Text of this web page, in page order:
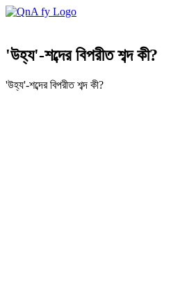
'উহ্য'-শব্দের বিপরীত শব্দ কী?
'উহ্য'-শব্দের বিপরীত শব্দ কী?